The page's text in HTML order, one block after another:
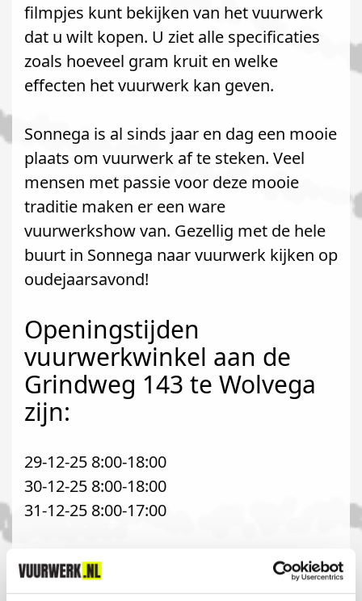
filmpjes kunt bekijken van het vuurwerk
dat u wilt kopen. U ziet alle specificaties
zoals hoeveel gram kruit en welke
effecten het vuurwerk kan geven.
Sonnega is al sinds jaar en dag een mooie
plaats om vuurwerk af te steken. Veel
mensen met passie voor deze mooie
traditie maken er een ware
vuurwerkshow van. Gezellig met de hele
buurt in Sonnega naar vuurwerk kijken op
oudejaarsavond!
Openingstijden
vuurwerkwinkel aan de
Grindweg 143 te Wolvega
zijn:
29-12-25 8:00-18:00
30-12-25 8:00-18:00
31-12-25 8:00-17:00
Komt u uit Sonnega?